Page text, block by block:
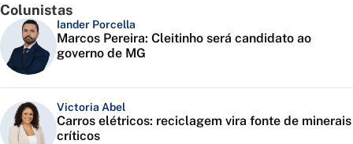
Colunistas
Iander Porcella
Marcos Pereira: Cleitinho será candidato ao
governo de MG
Victoria Abel
Carros elétricos: reciclagem vira fonte de minerais
críticos